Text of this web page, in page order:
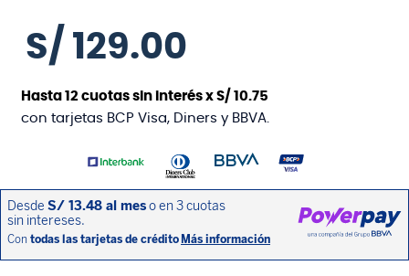
S/ 129.00
Hasta12 cuotas sin interés xS/ 10.75
con tarjetas BCP Visa, Diners y BBVA.